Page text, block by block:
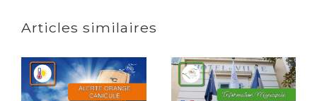
Articles similaires